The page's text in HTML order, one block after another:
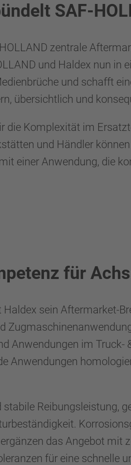
SAF-
zentrale
und Haldex nun
und schafft
übersichtlich und
die Komplexität im
und Händler
einer Anwendung, die
für
sein Aftermarket-
Anwendungen im
Anwendungen
stabile Reibungsleistung,
das Angebot
für eine schnelle